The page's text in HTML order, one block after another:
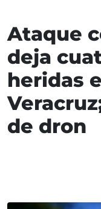
Ataque
deja
heridas
de dron